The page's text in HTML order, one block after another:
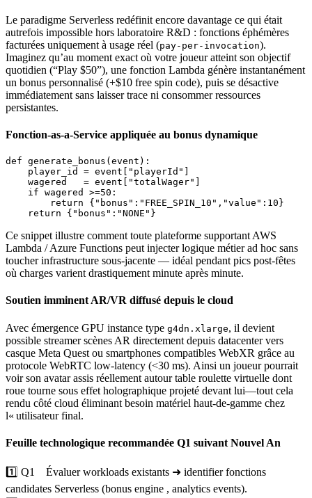
Le paradigme Serverless redéfinit encore davantage ce qui était
autrefois impossible hors laboratoire R&D : fonctions éphémères
facturées uniquement à usage réel (pay-per-invocation).
Imaginez qu’au moment exact où votre joueur atteint son objectif
quotidien (“Play $50”), une fonction Lambda génère instantanément
un bonus personnalisé (+$10 free spin code), puis se désactive
immédiatement sans laisser trace ni consommer ressources
persistantes.
Fonction-as-a-Service appliquée au bonus dynamique
def generate_bonus(event):
    player_id = event["playerId"]
    wagered   = event["totalWager"]
    if wagered >=50:
        return {"bonus":"FREE_SPIN_10","value":10}
Ce snippet illustre comment toute plateforme supportant AWS
Lambda / Azure Functions peut injecter logique métier ad hoc sans
toucher infrastructure sous-jacente — idéal pendant pics post-fêtes
où charges varient drastiquement minute après minute.
Soutien imminent AR/VR diffusé depuis le cloud
Avec émergence GPU instance type g4dn.xlarge, il devient
possible stream­er scènes AR directement depuis datacenter vers
casque Meta Quest ou smartphones compatibles WebXR grâce au
protocole WebRTC low-latency (<30 ms). Ainsi un joueur pourrait
voir son avatar assis réellement autour table roulette virtuelle dont
roue tourne sous effet holographique projeté devant lui—tout cela
rendu côté cloud éliminant besoin matériel haut-de-gamme chez
l« utilisateur final.
Feuille technologique recommandée Q1 suivant Nouvel An
1️⃣ Q1 Évaluer workloads existants ➜ identifier fonctions
candidates Serverless (bonus engine , analytics events).